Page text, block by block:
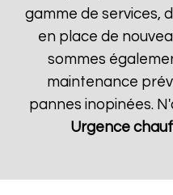
gamme de services,
en place de
sommes
maintenance
pannes inopinées.
Urgence